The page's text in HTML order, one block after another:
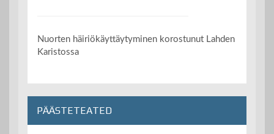
Nuorten häiriökäyttäytyminen korostunut Lahden
Karistossa
PÄÄSTETEATED